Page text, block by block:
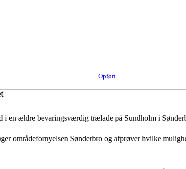
Opført
i en ældre bevaringsværdig trælade på Sundholm i
områdefornyelsen Sønderbro og afprøver hvilke